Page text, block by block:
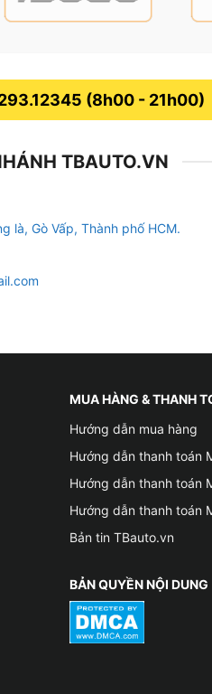
xe Mazda 2 uy tín chất lượng tại
đó tiếp tục nhuộm lên từ 1
của da thật.
khoảng 3 – 4 năm, phù
(8h00 - 21h00)
TBAUTO.VN
là, Gò Vấp, Thành phố HCM.
MUA HÀNG & THANH
Hướng dẫn mua hàng
Hướng dẫn thanh toán
Hướng dẫn thanh toán
Hướng dẫn thanh toán
Bản tin TBauto.vn
BẢN QUYỀN NỘI DUNG